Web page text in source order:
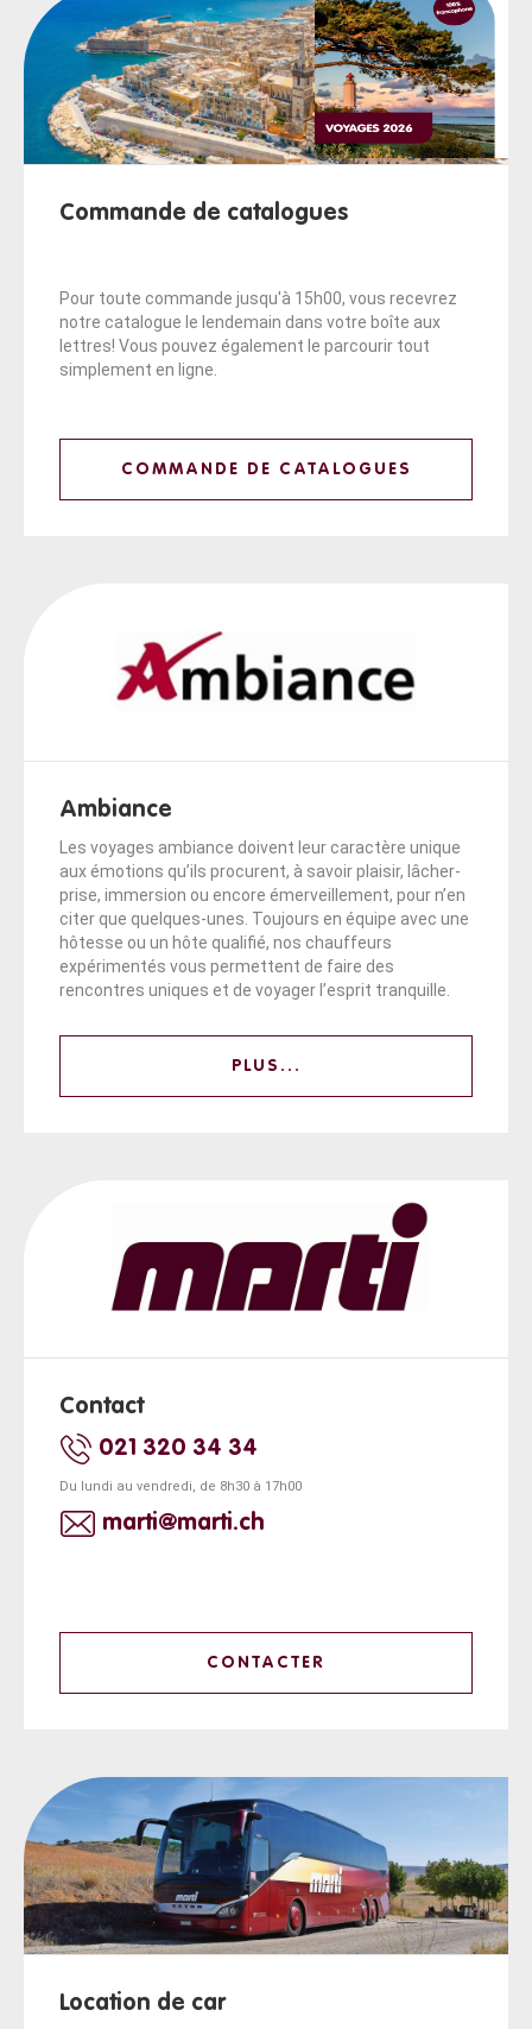
Commande de catalogues
Pour toute commande jusqu'à 15h00, vous recevrez
notre catalogue le lendemain dans votre boîte aux
lettres! Vous pouvez également le parcourir tout
simplement en ligne.
COMMANDE DE CATALOGUES
Ambiance
Les voyages ambiance doivent leur caractère unique
aux émotions qu’ils procurent, à savoir plaisir, lâcher-
prise, immersion ou encore émerveillement, pour n’en
citer que quelques-unes. Toujours en équipe avec une
hôtesse ou un hôte qualifié, nos chauffeurs
expérimentés vous permettent de faire des
rencontres uniques et de voyager l’esprit tranquille.
PLUS...
Contact
021 320 34 34
Du lundi au vendredi, de 8h30 à 17h00
marti@marti.ch
CONTACTER
Location de car